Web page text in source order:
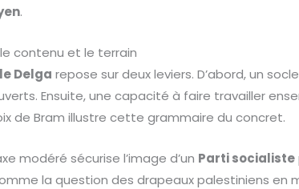
.
contenu et le terrain
Delga repose sur deux leviers. D’abord, un
Ensuite, une capacité à faire travailler
de Bram illustre cette grammaire du concret.
modéré sécurise l’image d’un Parti socialiste
la question des drapeaux palestiniens en